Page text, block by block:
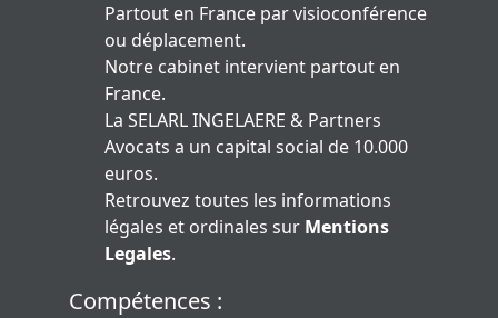
Partout en France par visioconférence
ou déplacement.
Notre cabinet intervient partout en
France.
La SELARL INGELAERE & Partners
Avocats a un capital social de 10.000
euros.
Retrouvez toutes les informations
légales et ordinales sur Mentions
Legales.
Compétences :